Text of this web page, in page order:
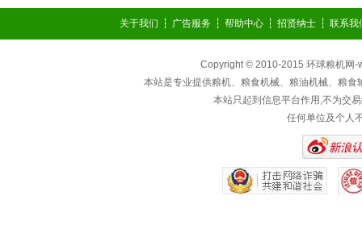
关于我们 ┆ 广告服务 ┆ 帮助中心 ┆ 招贤纳士 ┆ 联系我
Copyright © 2010-2015 环球粮机网-
本站是专业提供粮机、粮食机械、粮油机械、粮
本站只起到信息平台作用,不为交
任何单位及个人